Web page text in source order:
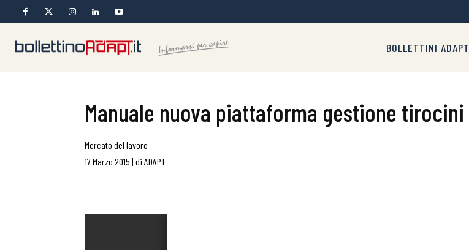
BOLLETTINI ADAPT
Manuale nuova piattaforma gestione tirocini
Mercato del lavoro
17 Marzo 2015 | di ADAPT